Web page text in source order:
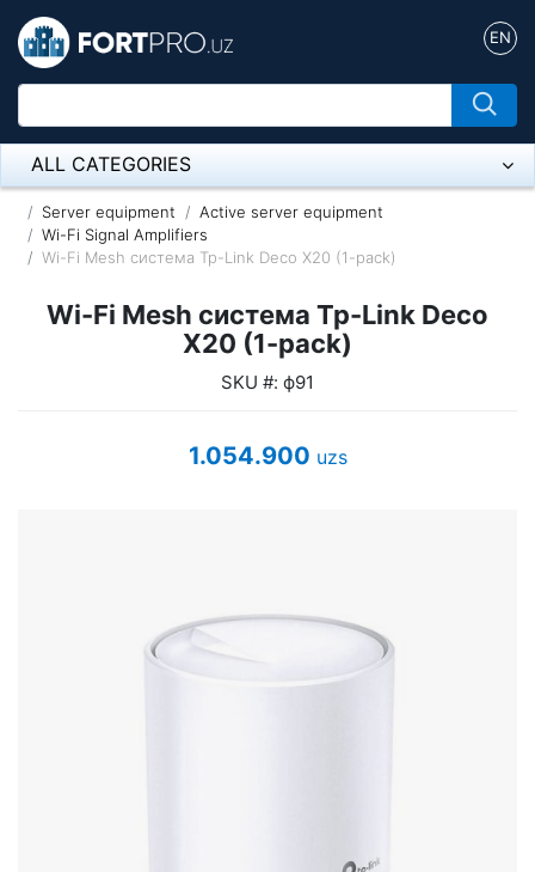
EN
ALL CATEGORIES
Микрофон
Напольные розетки
Оборудование Mikrotik
ADSL, Wan / Lan Routers, Wi-Fi
UPS Uninterruptible Power Supply
Server equipment
Active server equipment
Wi-Fi Signal Amplifiers
Wi-Fi Mesh система Tp-Link Deco X20 (1-pack)
Wi-Fi Mesh система Tp-Link Deco
X20 (1-pack)
SKU #: ф91
1.054.900 uzs